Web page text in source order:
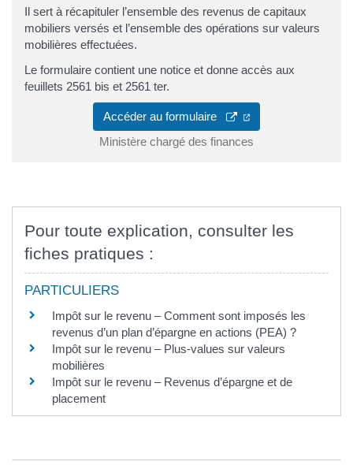
Il sert à récapituler l’ensemble des revenus de capitaux
mobiliers versés et l’ensemble des opérations sur valeurs
mobilières effectuées.
Le formulaire contient une notice et donne accès aux
feuillets 2561 bis et 2561 ter.
Accéder au formulaire
Ministère chargé des finances
Pour toute explication, consulter les
fiches pratiques :
PARTICULIERS
Impôt sur le revenu – Comment sont imposés les
revenus d’un plan d’épargne en actions (PEA) ?
Impôt sur le revenu – Plus-values sur valeurs
mobilières
Impôt sur le revenu – Revenus d’épargne et de
placement